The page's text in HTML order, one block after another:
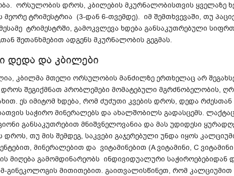
ორსულობის დროს, კბილების მკურნალობისთვის ყველაზე
ტრიმესტრია (3-დან 6-თვემდე). იმ შემთხვევაში, თუ
ტრიმესტრში, გამოკვლევა ხდება განსაკუთრებული
შეთანხმებით ადგენს მკურნალობის გეგმას.
დედა და კბილები
კბილმა მთელი ორსულობის მანძილზე ერთხელაც არ
შეგიქმნათ პრობლემები მომატებული მგრძნობელობის,
ეს იმიტომ ხდება, რომ ძუძუთი კვების დროს, დედა
საჭირო მინერალებს და ახალშობილს გადასცემს.
განსაკუთრებით მნიშვნელოვანია და მას უდიდესი
თუ მის შემდეგ, საკვები გაჯერებული უნდა იყოს
მინერალებით და ვიტამინებით (A ვიტამინი, C ვიტამინი
მიღება გამომდინარეობს ინდივიდუალური
გინეკოლოგის მითითებით. გაითვალისწინეთ, რომ